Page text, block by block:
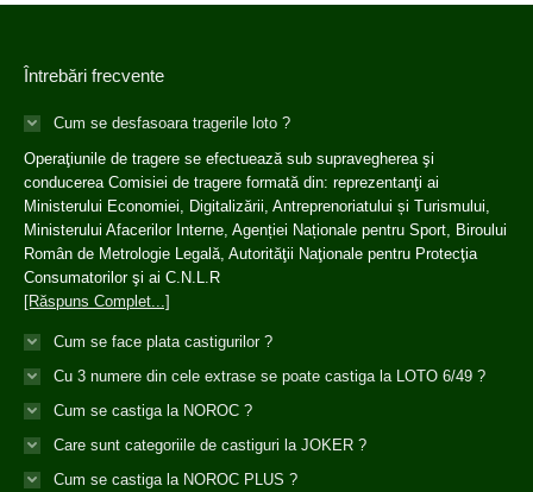
Întrebări frecvente
Cum se desfasoara tragerile loto ?
Operaţiunile de tragere se efectuează sub supravegherea şi
conducerea Comisiei de tragere formată din: reprezentanţi ai
Ministerului Economiei, Digitalizării, Antreprenoriatului și Turismului,
Ministerului Afacerilor Interne, Agenției Naționale pentru Sport, Biroului
Român de Metrologie Legală, Autorităţii Naţionale pentru Protecţia
Consumatorilor şi ai C.N.L.R
[Răspuns Complet...]
Cum se face plata castigurilor ?
Cu 3 numere din cele extrase se poate castiga la LOTO 6/49 ?
Cum se castiga la NOROC ?
Care sunt categoriile de castiguri la JOKER ?
Cum se castiga la NOROC PLUS ?